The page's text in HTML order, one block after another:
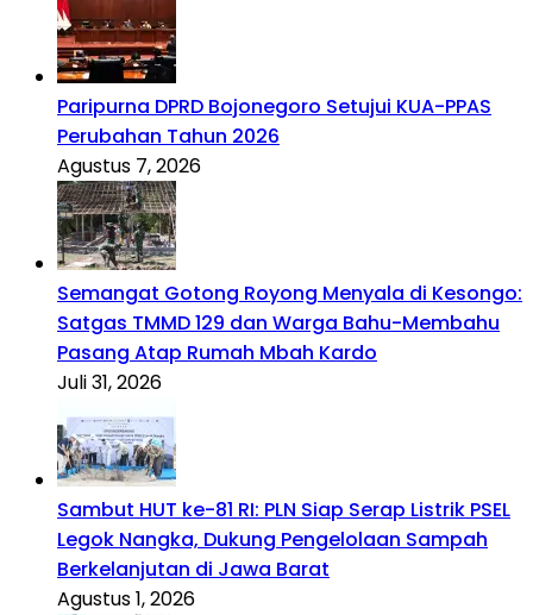
Paripurna DPRD Bojonegoro Setujui KUA-PPAS
Perubahan Tahun 2026
Agustus 7, 2026
Semangat Gotong Royong Menyala di Kesongo:
Satgas TMMD 129 dan Warga Bahu-Membahu
Pasang Atap Rumah Mbah Kardo
Juli 31, 2026
Sambut HUT ke-81 RI: PLN Siap Serap Listrik PSEL
Legok Nangka, Dukung Pengelolaan Sampah
Berkelanjutan di Jawa Barat
Agustus 1, 2026